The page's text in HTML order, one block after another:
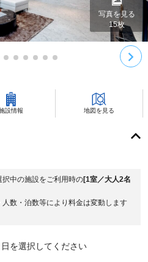
写真を見る
15枚
設情報 地図を見る
中の施設をご利用時の[1室／大人2名
数・泊数等により料金は変動します
を選択してください